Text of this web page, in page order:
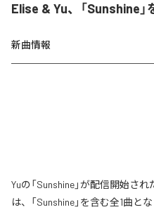
Elise & Yu、「Sunshine
新曲情報
Yuの「Sunshine」が配信開始さ
は、「Sunshine」を含む全1曲とな